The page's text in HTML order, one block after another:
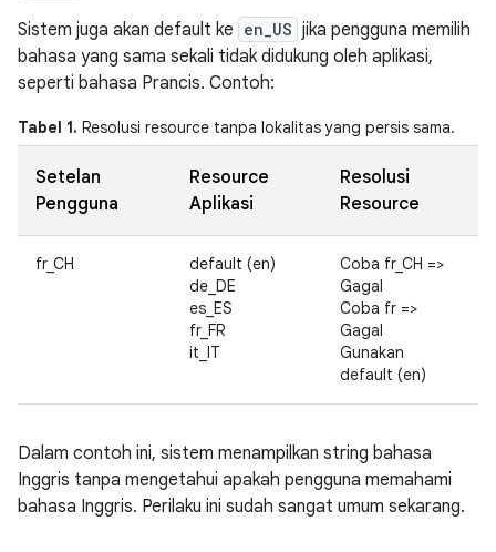
Sistem juga akan default ke en_US jika pengguna memilih
bahasa yang sama sekali tidak didukung oleh aplikasi,
seperti bahasa Prancis. Contoh:
Tabel 1. Resolusi resource tanpa lokalitas yang persis sama.
Setelan
Pengguna
Resource
Aplikasi
Resolusi
Resource
fr_CH
default (en)
de_DE
es_ES
fr_FR
it_IT
Coba fr_CH =>
Gagal
Coba fr =>
Gagal
Gunakan
default (en)
Dalam contoh ini, sistem menampilkan string bahasa
Inggris tanpa mengetahui apakah pengguna memahami
bahasa Inggris. Perilaku ini sudah sangat umum sekarang.